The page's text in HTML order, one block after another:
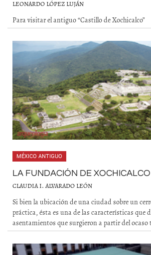
LEONARDO LÓPEZ LUJÁN
Para visitar el antiguo “Castillo de Xochicalco”
MÉXICO ANTIGUO
LA FUNDACIÓN DE XOCHICALCO
CLAUDIA I. ALVARADO LEÓN
Si bien la ubicación de una ciudad sobre un
práctica, ésta es una de las características que
asentamientos que surgieron a partir del ocaso